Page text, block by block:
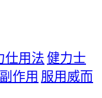
仕用法 健力士
作用 服用威而